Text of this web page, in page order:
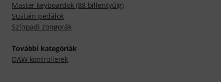
Master keyboardok (88 billentyűig)
Sustain pedálok
Színpadi zongorák
További kategóriák
DAW kontrollerek